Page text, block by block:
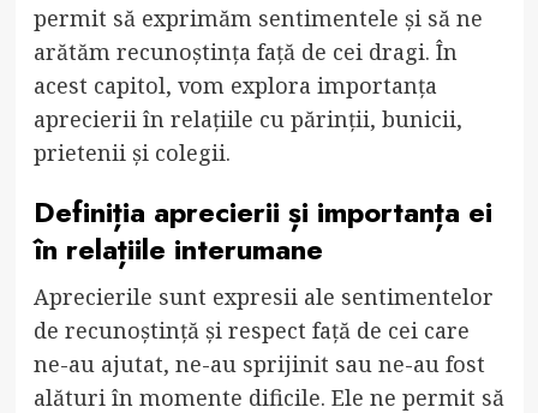
permit să exprimăm sentimentele și să ne
arătăm recunoștința față de cei dragi. În
acest capitol, vom explora importanța
aprecierii în relațiile cu părinții, bunicii,
prietenii și colegii.
Definiția aprecierii și importanța ei
în relațiile interumane
Aprecierile sunt expresii ale sentimentelor
de recunoștință și respect față de cei care
ne-au ajutat, ne-au sprijinit sau ne-au fost
alături în momente dificile. Ele ne permit să